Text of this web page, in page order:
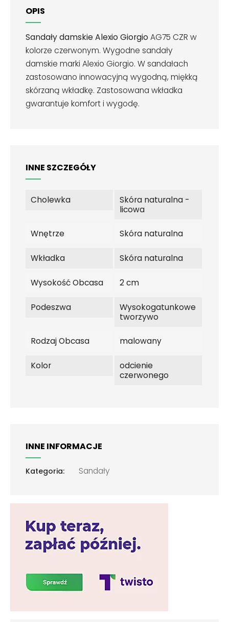
OPIS
Sandały damskie Alexio Giorgio AG75 CZR w
kolorze czerwonym. Wygodne sandały
damskie marki Alexio Giorgio. W sandałach
zastosowano innowacyjną wygodną, miękką
skórzaną wkładkę. Zastosowana wkładka
gwarantuje komfort i wygodę.
INNE SZCZEGÓŁY
Cholewka
Skóra naturalna -
licowa
Wnętrze Skóra naturalna
Wkładka Skóra naturalna
Wysokość Obcasa 2 cm
Podeszwa
Wysokogatunkowe
tworzywo
Rodzaj Obcasa malowany
Kolor
odcienie
czerwonego
INNE INFORMACJE
Kategoria: Sandały